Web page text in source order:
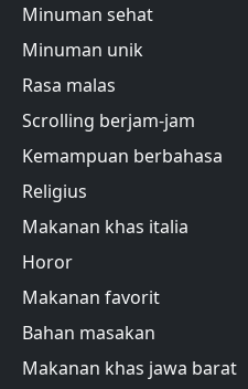
Minuman sehat
Minuman unik
Rasa malas
Scrolling berjam-jam
Kemampuan berbahasa
Religius
Makanan khas italia
Horor
Makanan favorit
Bahan masakan
Makanan khas jawa barat